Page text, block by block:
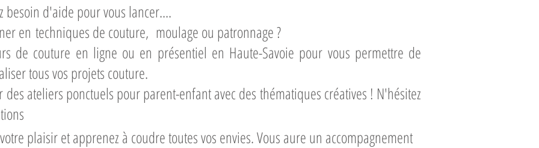
besoin d'aide pour vous lancer....
en techniques de couture, moulage ou patronnage ?
de couture en ligne ou en présentiel en Haute-Savoie pour vous permettre de
tous vos projets couture.​
ateliers ponctuels pour parent-enfant avec des thématiques créatives ! N'hésitez
plaisir et apprenez à coudre toutes vos envies. Vous aure un accompagnement